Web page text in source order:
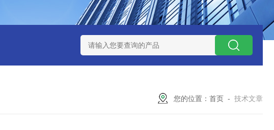
325循环水自清洗刷式过滤器 5芯10英寸烧结金属钛棒过
您的位置： 首页 - 技术文章